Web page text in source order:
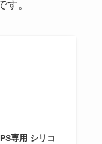
。
専用 シリコ